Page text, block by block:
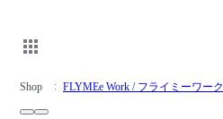
Shop FLYMEe Work / フライミーワーク